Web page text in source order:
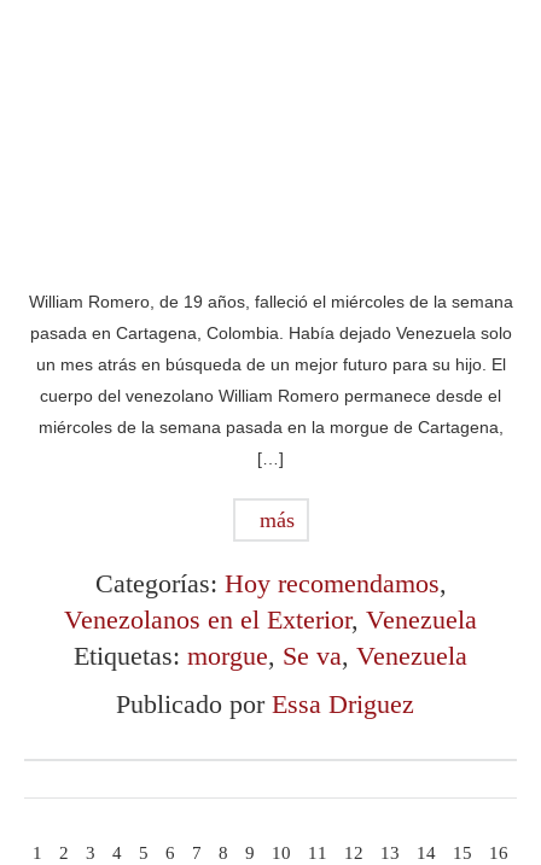
William Romero, de 19 años, falleció el miércoles de la semana
pasada en Cartagena, Colombia. Había dejado Venezuela solo
un mes atrás en búsqueda de un mejor futuro para su hijo. El
cuerpo del venezolano William Romero permanece desde el
miércoles de la semana pasada en la morgue de Cartagena,
[…]
más
Categorías: Hoy recomendamos,
Venezolanos en el Exterior, Venezuela
Etiquetas: morgue, Se va, Venezuela
Publicado por Essa Driguez
1 2 3 4 5 6 7 8 9 10 11 12 13 14 15
16